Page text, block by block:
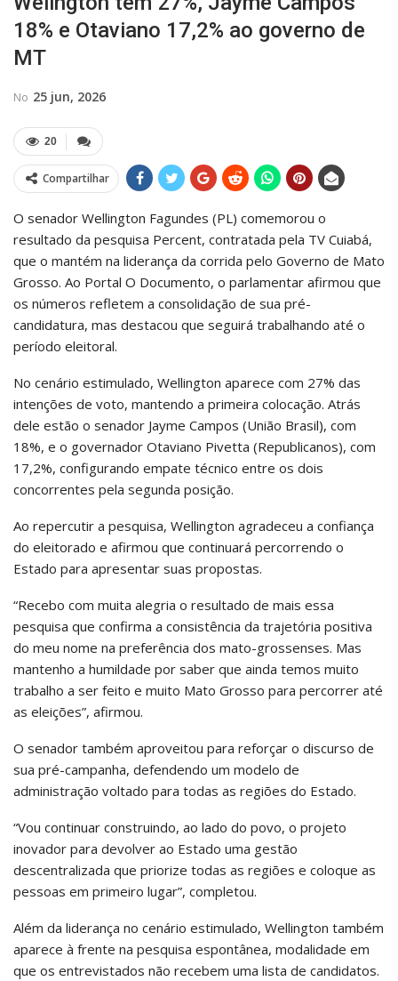
18% e Otaviano 17,2% ao governo de
MT
No 25 jun, 2026
20
Compartilhar
O senador Wellington Fagundes (PL) comemorou o
resultado da pesquisa Percent, contratada pela TV Cuiabá,
que o mantém na liderança da corrida pelo Governo de Mato
Grosso. Ao Portal O Documento, o parlamentar afirmou que
os números refletem a consolidação de sua pré-
candidatura, mas destacou que seguirá trabalhando até o
período eleitoral.
No cenário estimulado, Wellington aparece com 27% das
intenções de voto, mantendo a primeira colocação. Atrás
dele estão o senador Jayme Campos (União Brasil), com
18%, e o governador Otaviano Pivetta (Republicanos), com
17,2%, configurando empate técnico entre os dois
concorrentes pela segunda posição.
Ao repercutir a pesquisa, Wellington agradeceu a confiança
do eleitorado e afirmou que continuará percorrendo o
Estado para apresentar suas propostas.
“Recebo com muita alegria o resultado de mais essa
pesquisa que confirma a consistência da trajetória positiva
do meu nome na preferência dos mato-grossenses. Mas
mantenho a humildade por saber que ainda temos muito
trabalho a ser feito e muito Mato Grosso para percorrer até
as eleições”, afirmou.
O senador também aproveitou para reforçar o discurso de
sua pré-campanha, defendendo um modelo de
administração voltado para todas as regiões do Estado.
“Vou continuar construindo, ao lado do povo, o projeto
inovador para devolver ao Estado uma gestão
descentralizada que priorize todas as regiões e coloque as
pessoas em primeiro lugar”, completou.
Além da liderança no cenário estimulado, Wellington também
aparece à frente na pesquisa espontânea, modalidade em
que os entrevistados não recebem uma lista de candidatos.